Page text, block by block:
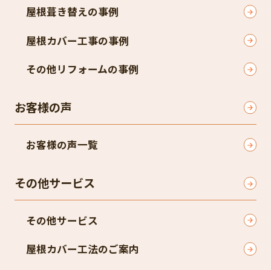
屋根葺き替えの事例
屋根カバー工事の事例
その他リフォームの事例
お客様の声
お客様の声一覧
その他サービス
その他サービス
屋根カバー工法のご案内